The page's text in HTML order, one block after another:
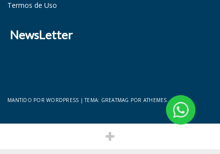
Termos de Uso
NewsLetter
MANTIDO POR WORDPRESS |TEMA: GREATMAG POR ATHEMES.